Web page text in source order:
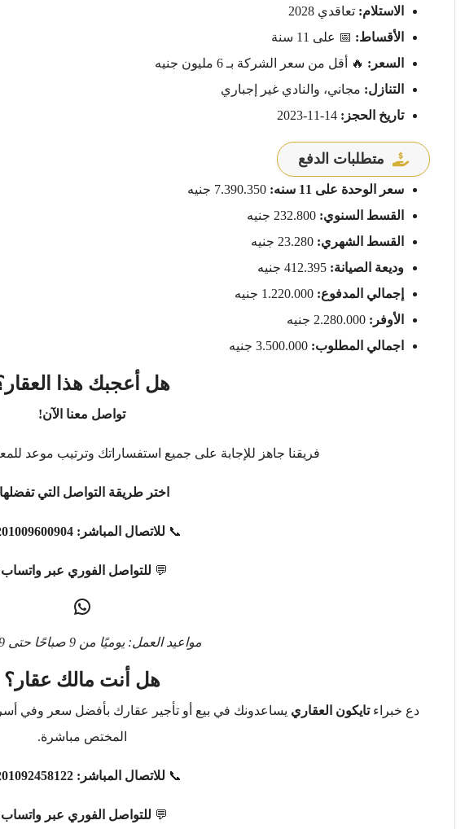
الاستلام: تعاقدي 2028
الأقساط: 📅 على 11 سنة
السعر: 🔥 أقل من سعر الشركة بـ 6 مليون جنيه
التنازل: مجاني، والنادي غير إجباري
تاريخ الحجز:
متطلبات الدفع
سعر الوحدة على 11 سنه:
القسط السنوي:
القسط الشهري:
وديعة الصيانة:
إجمالي المدفوع:
الأوفر:
اجمالي المطلوب:
هل أعجبك هذا
تواصل معنا الآن!
فريقنا جاهز للإجابة على جميع استفساراتك وترتيب موعد
اختر طريقة التواصل التي
📞 للاتصال المباشر:
💬 للتواصل الفوري عبر
مواعيد العمل: يوميًا من 9 صباحًا حتى 9 مساءً.
هل أنت مالك عقار؟
دع خبراءتايكون العقاري يساعدونك في بيع أو تأجير عقارك بأفضل سعر وفي
المختص مباشرة.
📞 للاتصال المباشر:
💬 للتواصل الفوري عبر